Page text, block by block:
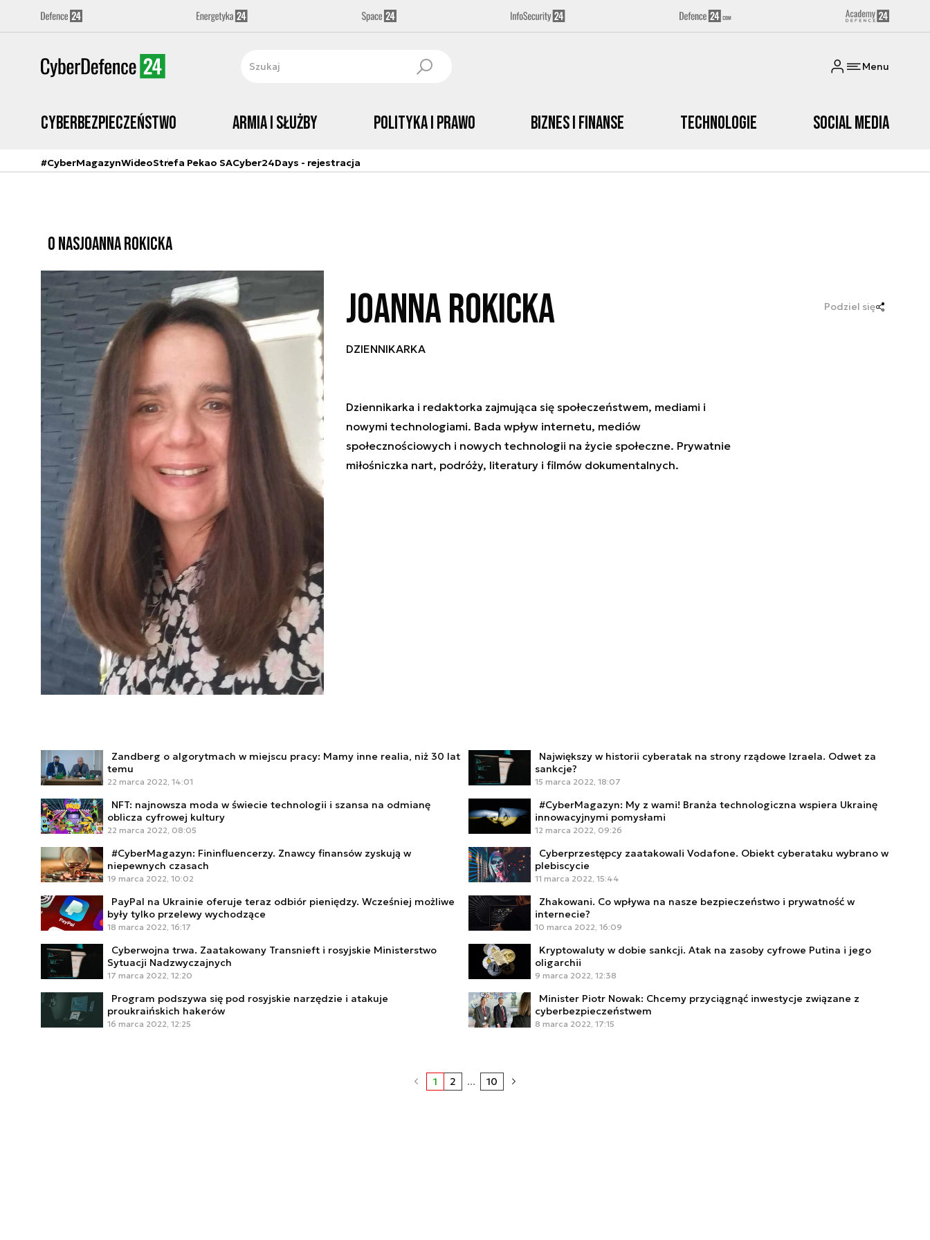
Menu
Cyberbezpieczeństwo Armia i Służby Polityka i prawo Biznes i Finanse Technologie Social media
#CyberMagazynWideoStrefa Pekao SACyber24Days - rejestracja
O NASJOANNA ROKICKA
Joanna Rokicka
DZIENNIKARKA
Dziennikarka i redaktorka zajmująca się społeczeństwem, mediami i
nowymi technologiami. Bada wpływ internetu, mediów
społecznościowych i nowych technologii na życie społeczne. Prywatnie
miłośniczka nart, podróży, literatury i filmów dokumentalnych.
Podziel się
Zandberg o algorytmach w miejscu pracy: Mamy inne realia, niż 30 lat
temu
22 marca 2022, 14:01
NFT: najnowsza moda w świecie technologii i szansa na odmianę
oblicza cyfrowej kultury
22 marca 2022, 08:05
#CyberMagazyn: Fininfluencerzy. Znawcy finansów zyskują w
niepewnych czasach
19 marca 2022, 10:02
PayPal na Ukrainie oferuje teraz odbiór pieniędzy. Wcześniej możliwe
były tylko przelewy wychodzące
18 marca 2022, 16:17
Cyberwojna trwa. Zaatakowany Transnieft i rosyjskie Ministerstwo
Sytuacji Nadzwyczajnych
17 marca 2022, 12:20
Program podszywa się pod rosyjskie narzędzie i atakuje
proukraińskich hakerów
16 marca 2022, 12:25
Największy w historii cyberatak na strony rządowe Izraela. Odwet za
sankcje?
15 marca 2022, 18:07
#CyberMagazyn: My z wami! Branża technologiczna wspiera Ukrainę
innowacyjnymi pomysłami
12 marca 2022, 09:26
Cyberprzestępcy zaatakowali Vodafone. Obiekt cyberataku wybrano w
plebiscycie
11 marca 2022, 15:44
Zhakowani. Co wpływa na nasze bezpieczeństwo i prywatność w
internecie?
10 marca 2022, 16:09
Kryptowaluty w dobie sankcji. Atak na zasoby cyfrowe Putina i jego
oligarchii
9 marca 2022, 12:38
Minister Piotr Nowak: Chcemy przyciągnąć inwestycje związane z
cyberbezpieczeństwem
8 marca 2022, 17:15
1 2 ... 10